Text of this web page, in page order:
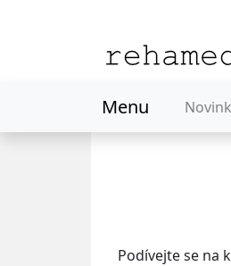
Menu
Podívejte se na